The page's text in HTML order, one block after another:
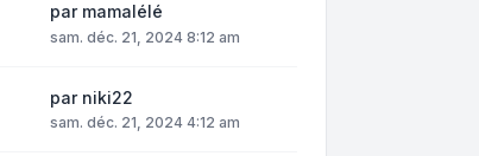
par mamalélé
sam. déc. 21, 2024 8:12 am
par niki22
sam. déc. 21, 2024 4:12 am